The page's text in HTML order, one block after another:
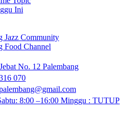
Ini
Jazz Community
Food Channel
No. 12 Palembang
070
8:00 –16:00 Minggu : TUTUP